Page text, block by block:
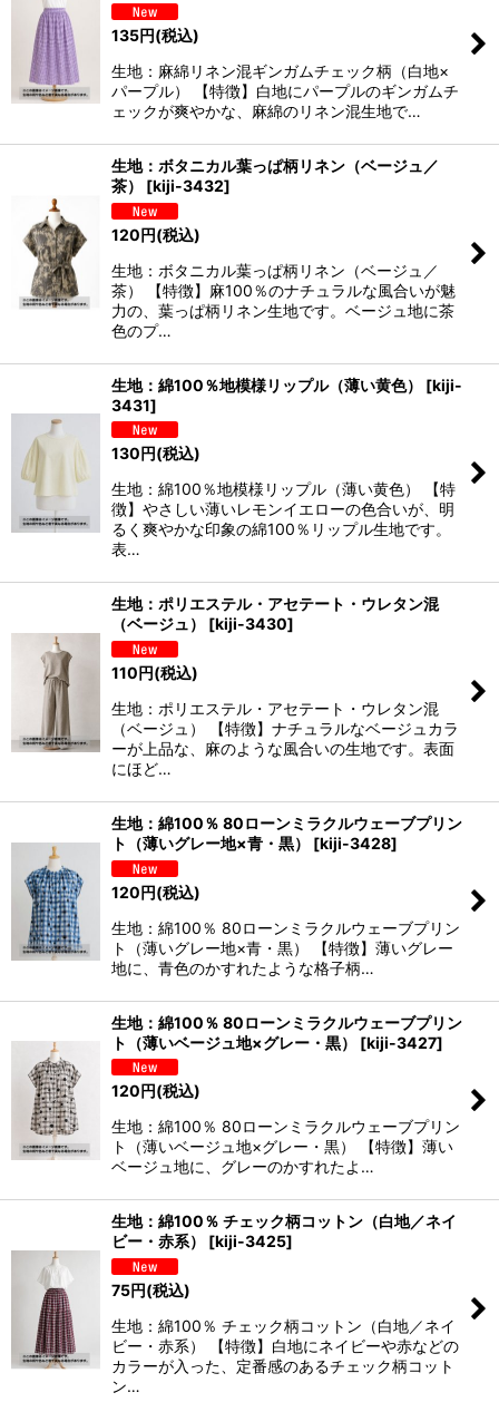
135円(税込)
生地：麻綿リネン混ギンガムチェック柄（白地×
パープル） 【特徴】白地にパープルのギンガムチ
ェックが爽やかな、麻綿のリネン混生地で…
生地：ボタニカル葉っぱ柄リネン（ベージュ／
茶）
[kiji-3432]
120円(税込)
生地：ボタニカル葉っぱ柄リネン（ベージュ／
茶） 【特徴】麻100％のナチュラルな風合いが魅
力の、葉っぱ柄リネン生地です。ベージュ地に茶
色のプ…
生地：綿100％地模様リップル（薄い黄色） [kiji-
3431]
130円(税込)
生地：綿100％地模様リップル（薄い黄色） 【特
徴】やさしい薄いレモンイエローの色合いが、明
るく爽やかな印象の綿100％リップル生地です。
表…
生地：ポリエステル・アセテート・ウレタン混
（ベージュ）
[kiji-3430]
110円(税込)
生地：ポリエステル・アセテート・ウレタン混
（ベージュ） 【特徴】ナチュラルなベージュカラ
ーが上品な、麻のような風合いの生地です。表面
にほど…
生地：綿100％ 80ローンミラクルウェーブプリン
ト（薄いグレー地×青・黒）
[kiji-3428]
120円(税込)
生地：綿100％ 80ローンミラクルウェーブプリン
ト（薄いグレー地×青・黒） 【特徴】薄いグレー
地に、青色のかすれたような格子柄…
生地：綿100％ 80ローンミラクルウェーブプリン
ト（薄いベージュ地×グレー・黒）
[kiji-3427]
120円(税込)
生地：綿100％ 80ローンミラクルウェーブプリン
ト（薄いベージュ地×グレー・黒） 【特徴】薄い
ベージュ地に、グレーのかすれたよ…
生地：綿100％ チェック柄コットン（白地／ネイ
ビー・赤系）
[kiji-3425]
75円(税込)
生地：綿100％ チェック柄コットン（白地／ネイ
ビー・赤系） 【特徴】白地にネイビーや赤などの
カラーが入った、定番感のあるチェック柄コット
ン…